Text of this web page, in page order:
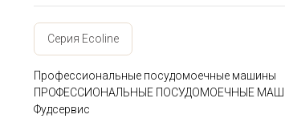
Серия Ecoline
Профессиональные посудомоечные машины
ПРОФЕССИОНАЛЬНЫЕ ПОСУДОМОЕЧНЫЕ
Фудсервис